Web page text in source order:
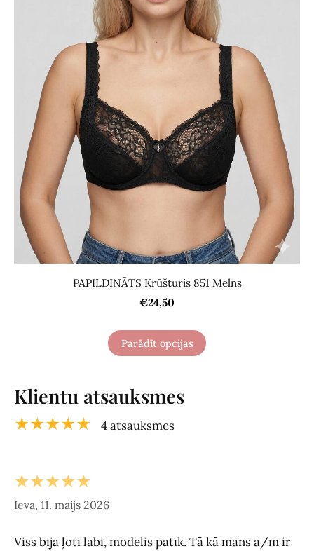
PAPILDINĀTS Krūšturis 851 Melns
€24,50
Parādīt opcijas
Klientu atsauksmes
★★★★★ 4 atsauksmes
★★★★★
Ieva, 11. maijs 2026
Viss bija ļoti labi, modelis patīk. Tā kā mans a/m ir